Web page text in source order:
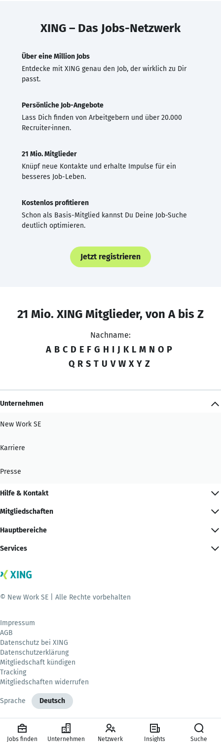
XING – Das Jobs-Netzwerk
Über eine Million Jobs
Entdecke mit XING genau den Job, der wirklich zu Dir
passt.
Persönliche Job-Angebote
Lass Dich finden von Arbeitgebern und über 20.000
Recruiter·innen.
21 Mio. Mitglieder
Knüpf neue Kontakte und erhalte Impulse für ein
besseres Job-Leben.
Kostenlos profitieren
Schon als Basis-Mitglied kannst Du Deine Job-Suche
deutlich optimieren.
Jetzt registrieren
21 Mio. XING Mitglieder, von A bis Z
Nachname:
A B C D E F G H I J K L M N O P
Q R S T U V W X Y Z
Unternehmen
New Work SE
Karriere
Presse
Hilfe & Kontakt
Mitgliedschaften
Hauptbereiche
Services
© New Work SE | Alle Rechte vorbehalten
Impressum
AGB
Datenschutz bei XING
Datenschutzerklärung
Mitgliedschaft kündigen
Tracking
Mitgliedschaften widerrufen
Sprache Deutsch
Jobs finden Unternehmen Netzwerk Insights Suche